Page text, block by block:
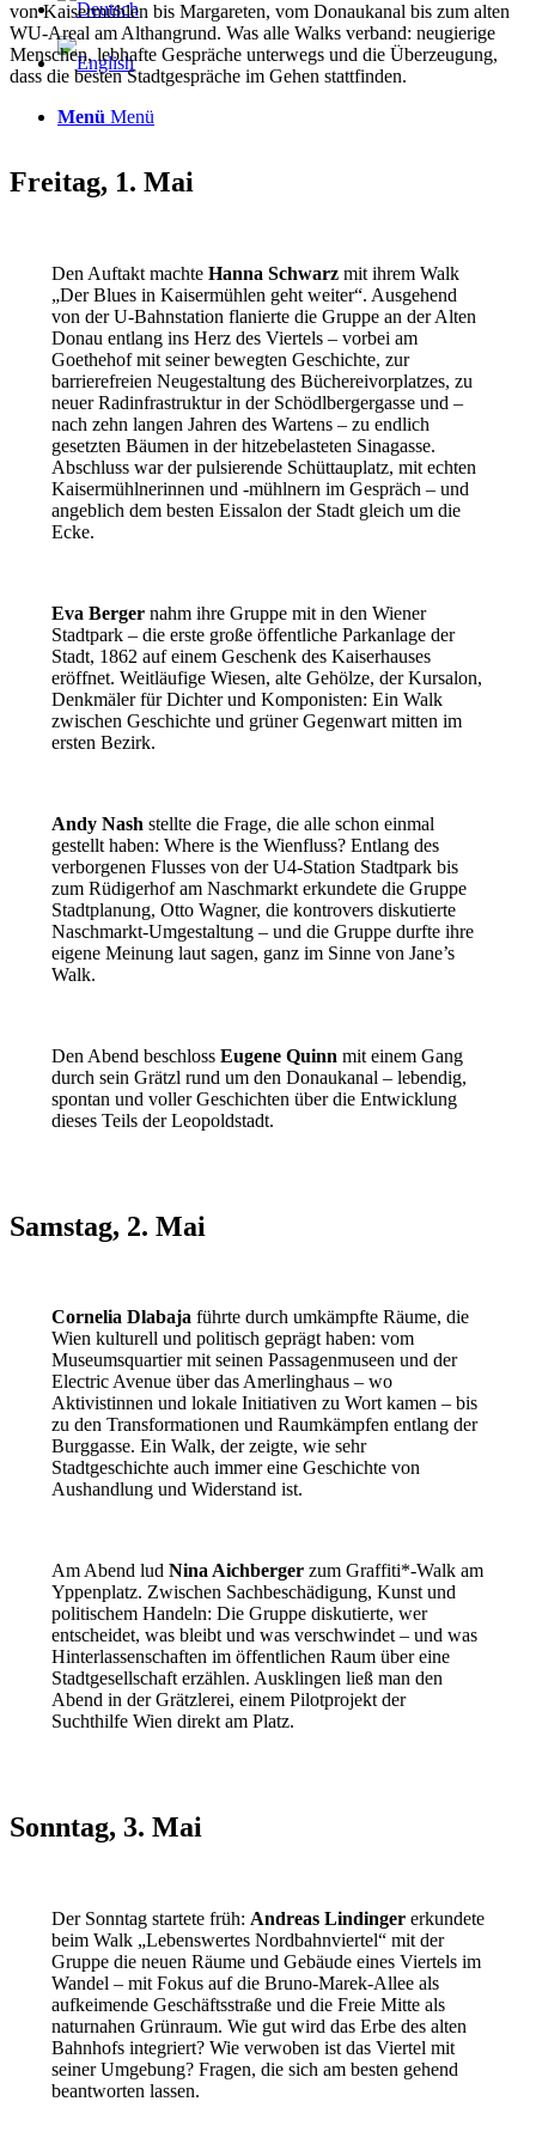
Menü Menü
von Kaisermühlen bis Margareten, vom Donaukanal bis zum alten
WU-Areal am Althangrund. Was alle Walks verband: neugierige
Menschen, lebhafte Gespräche unterwegs und die Überzeugung,
dass die besten Stadtgespräche im Gehen stattfinden.
Freitag, 1. Mai
Den Auftakt machte Hanna Schwarzmit ihrem Walk
„Der Blues in Kaisermühlen geht weiter“. Ausgehend
von der U-Bahnstation flanierte die Gruppe an der Alten
Donau entlang ins Herz des Viertels – vorbei am
Goethehof mit seiner bewegten Geschichte, zur
barrierefreien Neugestaltung des Büchereivorplatzes, zu
neuer Radinfrastruktur in der Schödlbergergasse und –
nach zehn langen Jahren des Wartens – zu endlich
gesetzten Bäumen in der hitzebelasteten Sinagasse.
Abschluss war der pulsierende Schüttauplatz, mit echten
Kaisermühlnerinnen und -mühlnern im Gespräch – und
angeblich dem besten Eissalon der Stadt gleich um die
Ecke.
Eva Bergernahm ihre Gruppe mit in den Wiener
Stadtpark – die erste große öffentliche Parkanlage der
Stadt, 1862 auf einem Geschenk des Kaiserhauses
eröffnet. Weitläufige Wiesen, alte Gehölze, der Kursalon,
Denkmäler für Dichter und Komponisten: Ein Walk
zwischen Geschichte und grüner Gegenwart mitten im
ersten Bezirk.
Andy Nash stellte die Frage, die alle schon einmal
gestellt haben: Where is the Wienfluss? Entlang des
verborgenen Flusses von der U4-Station Stadtpark bis
zum Rüdigerhof am Naschmarkt erkundete die Gruppe
Stadtplanung, Otto Wagner, die kontrovers diskutierte
Naschmarkt-Umgestaltung – und die Gruppe durfte ihre
eigene Meinung laut sagen, ganz im Sinne von Jane’s
Walk.
Den Abend beschloss Eugene Quinn mit einem Gang
durch sein Grätzl rund um den Donaukanal – lebendig,
spontan und voller Geschichten über die Entwicklung
dieses Teils der Leopoldstadt.
Samstag, 2. Mai
Cornelia Dlabajaführte durch umkämpfte Räume, die
Wien kulturell und politisch geprägt haben: vom
Museumsquartier mit seinen Passagenmuseen und der
Electric Avenue über das Amerlinghaus – wo
Aktivistinnen und lokale Initiativen zu Wort kamen – bis
zu den Transformationen und Raumkämpfen entlang der
Burggasse. Ein Walk, der zeigte, wie sehr
Stadtgeschichte auch immer eine Geschichte von
Aushandlung und Widerstand ist.
Am Abend lud Nina Aichbergerzum Graffiti*-Walk am
Yppenplatz. Zwischen Sachbeschädigung, Kunst und
politischem Handeln: Die Gruppe diskutierte, wer
entscheidet, was bleibt und was verschwindet – und was
Hinterlassenschaften im öffentlichen Raum über eine
Stadtgesellschaft erzählen. Ausklingen ließ man den
Abend in der Grätzlerei, einem Pilotprojekt der
Suchthilfe Wien direkt am Platz.
Sonntag, 3. Mai
Der Sonntag startete früh: Andreas Lindingererkundete
beim Walk „Lebenswertes Nordbahnviertel“ mit der
Gruppe die neuen Räume und Gebäude eines Viertels im
Wandel – mit Fokus auf die Bruno-Marek-Allee als
aufkeimende Geschäftsstraße und die Freie Mitte als
naturnahen Grünraum. Wie gut wird das Erbe des alten
Bahnhofs integriert? Wie verwoben ist das Viertel mit
seiner Umgebung? Fragen, die sich am besten gehend
beantworten lassen.